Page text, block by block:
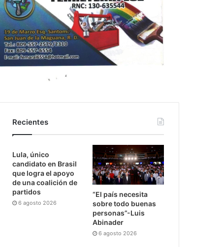
Recientes
Lula, único
candidato en Brasil
que logra el apoyo
de una coalición de
partidos
6 agosto 2026
“El país necesita
sobre todo buenas
personas”-Luis
Abinader
6 agosto 2026